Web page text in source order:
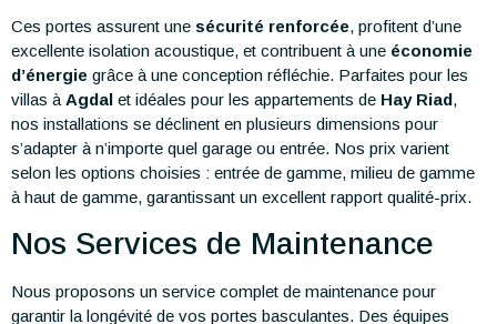
Ces portes assurent une sécurité renforcée, profitent d’une
excellente isolation acoustique, et contribuent à une économie
d’énergie grâce à une conception réfléchie. Parfaites pour les
villas à Agdal et idéales pour les appartements de Hay Riad,
nos installations se déclinent en plusieurs dimensions pour
s’adapter à n’importe quel garage ou entrée. Nos prix varient
selon les options choisies : entrée de gamme, milieu de gamme
à haut de gamme, garantissant un excellent rapport qualité-prix.
Nos Services de Maintenance
Nous proposons un service complet de maintenance pour
garantir la longévité de vos portes basculantes. Des équipes